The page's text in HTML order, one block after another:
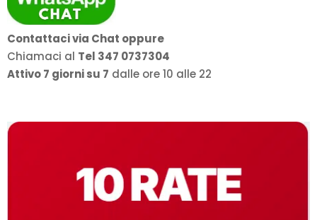
Contattaci via Chat oppure
Chiamaci al Tel 347 0737304
Attivo 7 giorni su 7 dalle ore 10 alle 22